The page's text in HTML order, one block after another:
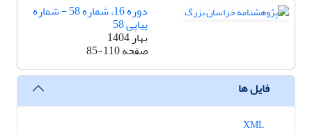
دوره 16، شماره 58 - شماره
پیاپی 58
بهار 1404
صفحه85-110
فایل ها